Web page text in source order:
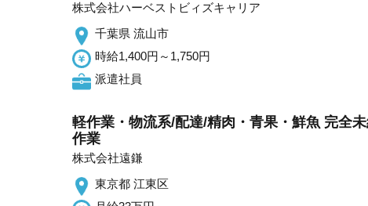
株式会社ハーベストビィズキャリア
千葉県 流山市
時給1,400円～1,750円
派遣社員
軽作業・物流系/配達/精肉・青果・鮮魚 完全
作業
株式会社遠鎌
東京都 江東区